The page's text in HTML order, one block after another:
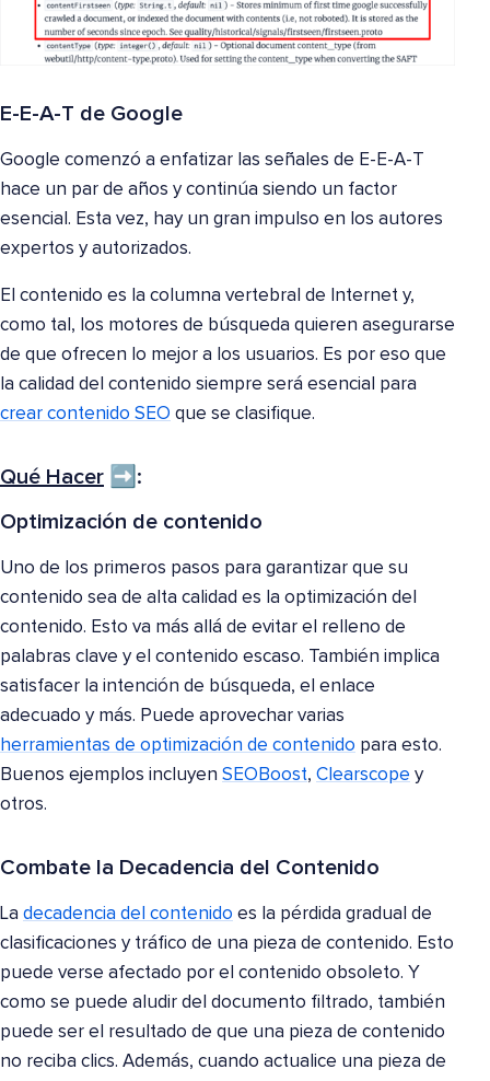
E-E-A-T de Google
Google comenzó a enfatizar las señales de E-E-A-T
hace un par de años y continúa siendo un factor
esencial. Esta vez, hay un gran impulso en los autores
expertos y autorizados.
El contenido es la columna vertebral de Internet y,
como tal, los motores de búsqueda quieren asegurarse
de que ofrecen lo mejor a los usuarios. Es por eso que
la calidad del contenido siempre será esencial para
crear contenido SEO que se clasifique.
Qué Hacer ➡️:
Optimización de contenido
Uno de los primeros pasos para garantizar que su
contenido sea de alta calidad es la optimización del
contenido. Esto va más allá de evitar el relleno de
palabras clave y el contenido escaso. También implica
satisfacer la intención de búsqueda, el enlace
adecuado y más. Puede aprovechar varias
herramientas de optimización de contenido para esto.
Buenos ejemplos incluyen SEOBoost, Clearscope y
otros.
Combate la Decadencia del Contenido
La decadencia del contenido es la pérdida gradual de
clasificaciones y tráfico de una pieza de contenido. Esto
puede verse afectado por el contenido obsoleto. Y
como se puede aludir del documento filtrado, también
puede ser el resultado de que una pieza de contenido
no reciba clics. Además, cuando actualice una pieza de